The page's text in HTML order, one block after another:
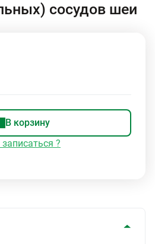
сосудов шеи
В корзину
?